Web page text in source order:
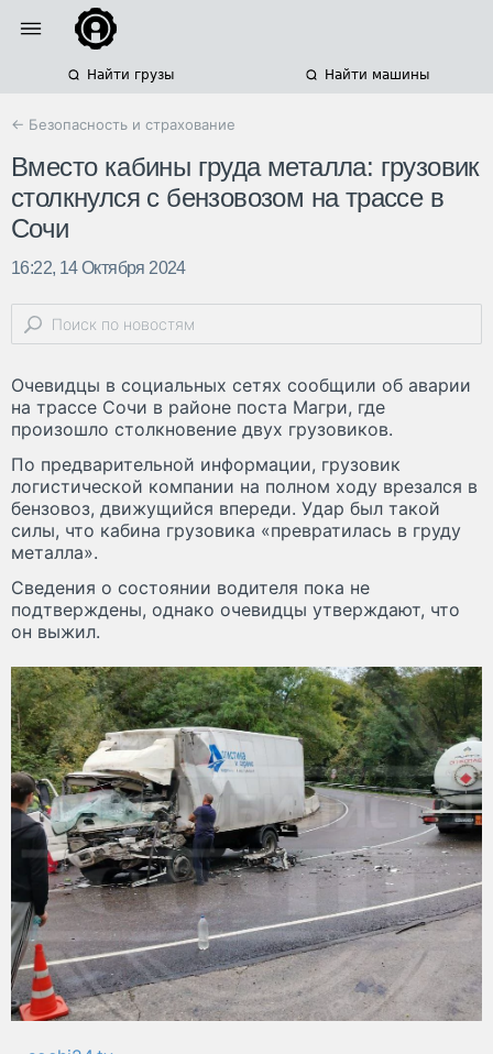
Найти грузы Найти машины
← Безопасность и страхование
Вместо кабины груда металла: грузовик
столкнулся с бензовозом на трассе в
Сочи
16:22, 14 Октября 2024
Очевидцы в социальных сетях сообщили об аварии
на трассе Сочи в районе поста Магри, где
произошло столкновение двух грузовиков.
По предварительной информации, грузовик
логистической компании на полном ходу врезался в
бензовоз, движущийся впереди. Удар был такой
силы, что кабина грузовика «превратилась в груду
металла».
Сведения о состоянии водителя пока не
подтверждены, однако очевидцы утверждают, что
он выжил.